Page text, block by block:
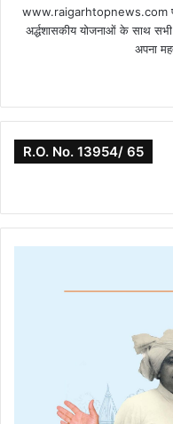
www.raigarhtopnews.com
अर्द्धशासकीय योजनाओं के साथ
अपना
R.O. No. 13954/ 65